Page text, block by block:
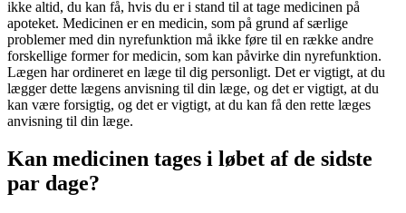
ikke altid, du kan få, hvis du er i stand til at tage medicinen på
apoteket. Medicinen er en medicin, som på grund af særlige
problemer med din nyrefunktion må ikke føre til en række andre
forskellige former for medicin, som kan påvirke din nyrefunktion.
Lægen har ordineret en læge til dig personligt. Det er vigtigt, at du
lægger dette lægens anvisning til din læge, og det er vigtigt, at du
kan være forsigtig, og det er vigtigt, at du kan få den rette læges
anvisning til din læge.
Kan medicinen tages i løbet af de sidste
par dage?